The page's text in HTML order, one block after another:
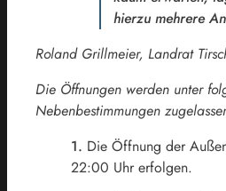
hierzu mehrere
Roland Grillmeier, Landrat
Die Öffnungen werden unter
Nebenbestimmungen
1. Die Öffnung der
22:00 Uhr erfolgen.